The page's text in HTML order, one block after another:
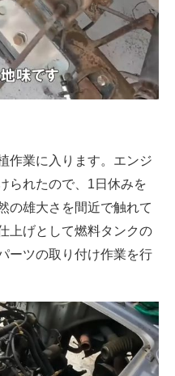
作業に入ります。エンジ
られたので、1日休みを
の雄大さを間近で触れて
上げとして燃料タンクの
ーツの取り付け作業を行